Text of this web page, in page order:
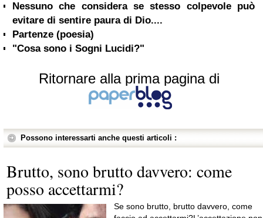
Nessuno che considera se stesso colpevole può
evitare di sentire paura di Dio....
Partenze (poesia)
"Cosa sono i Sogni Lucidi?"
Ritornare alla prima pagina di
Possono interessarti anche questi articoli :
Brutto, sono brutto davvero: come
posso accettarmi?
Se sono brutto, brutto davvero, come